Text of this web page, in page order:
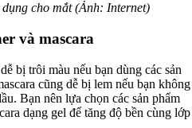
cho mắt (Ảnh: Internet)
và mascara
bị trôi màu nếu bạn dùng các sản
cũng dễ bị lem nếu bạn không
Bạn nên lựa chọn các sản phẩm
dạng gel để tăng độ bền cùng lớp